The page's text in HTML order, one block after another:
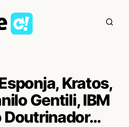
Kratos,
Gentili, IBM
Doutrinador…